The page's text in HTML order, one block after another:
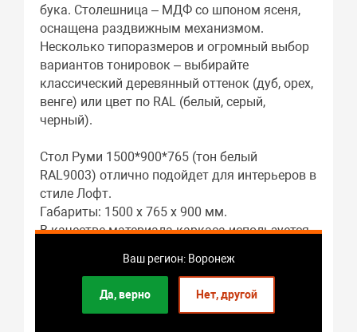
Ваш регион: Воронеж
Да, верно Нет, другой
бука. Столешница – МДФ со шпоном ясеня,
оснащена раздвижным механизмом.
Несколько типоразмеров и огромный выбор
вариантов тонировок – выбирайте
классический деревянный оттенок (дуб, орех,
венге) или цвет по RAL (белый, серый,
черный).
Стол Руми 1500*900*765 (тон белый
RAL9003) отлично подойдет для интерьеров в
стиле Лофт.
Габариты: 1500 x 765 x 900 мм.
В качестве материала каркаса используется
Материалом столешницы служит МДФ шпон
Подстолье: массив бука.